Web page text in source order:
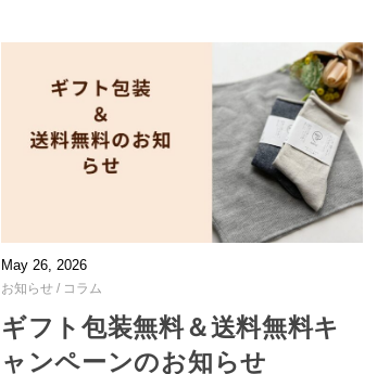
May 26, 2026
お知らせ / コラム
ギフト包装無料＆送料無料キ
ャンペーンのお知らせ